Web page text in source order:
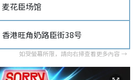
麦花臣场馆
香港旺角奶路臣街38号